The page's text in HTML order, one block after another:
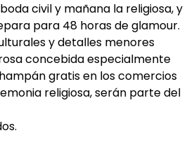
civil y mañana la religiosa, y
para 48 horas de glamour.
y detalles menores
concebida especialmente
gratis en los comercios
religiosa, serán parte del